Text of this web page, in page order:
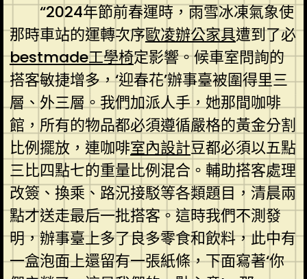
“2024年節前春運時，雨雪冰凍氣象使
那時車站的運轉次序歐凌辦公家具遭到了必
bestmade工學椅定影響。候車室問詢的
搭客敏捷增多，‘迎春花’辦事臺被圍得里三
層、外三層。我們加派人手，她那間咖啡
館，所有的物品都必須遵循嚴格的黃金分割
比例擺放，連咖啡室內設計豆都必須以五點
三比四點七的重量比例混合。輔助搭客處理
改簽、換乘、路況接駁等各類題目，清晨兩
點才送走最后一批搭客。這時我們不測發
明，辦事臺上多了良多零食和飲料，此中有
一盒泡面上還留有一張紙條，下面寫著‘你